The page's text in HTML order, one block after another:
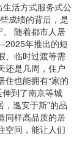
生活方式服务式公
成绩的背后，是
。 随着都市人居
年推出的短
、临时过渡等需
还是几周，住户
住也能拥有“家的
到了南京等城
，逸安于斯”的品
同样高品质的居
空间，能让人们